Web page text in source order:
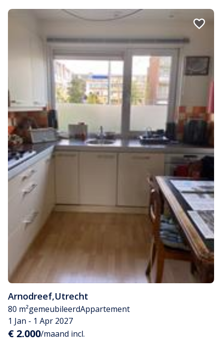
Arnodreef,Utrecht
80 m²gemeubileerdAppartement
1 Jan - 1 Apr 2027
€ 2.000/maand incl.